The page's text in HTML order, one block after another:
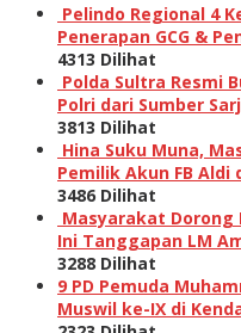
Pelindo Regional 4
Penerapan GCG &
4313 Dilihat
Polda Sultra Resmi
Polri dari Sumber
3813 Dilihat
Hina Suku Muna,
Pemilik Akun FB Aldi
3486 Dilihat
Masyarakat Dorong
Ini Tanggapan LM
3288 Dilihat
9 PD Pemuda
Muswil ke-IX di